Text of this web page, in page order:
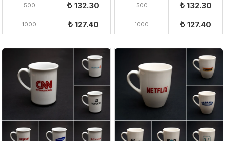
500 132.30
1000 127.40
500 132.30
1000 127.40